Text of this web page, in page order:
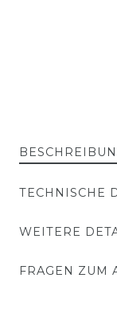
TECHNISCHE
WEITERE
FRAGEN ZUM